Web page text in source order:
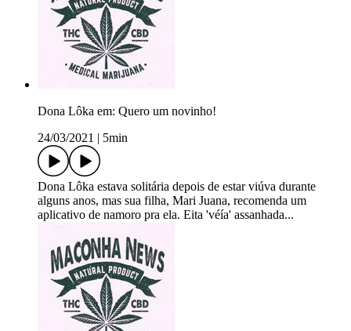
Dona Lôka em: Quero um novinho!
24/03/2021
5min
Dona Lôka estava solitária depois de estar viúva durante
alguns anos, mas sua filha, Mari Juana, recomenda um
aplicativo de namoro pra ela. Eita 'véía' assanhada...